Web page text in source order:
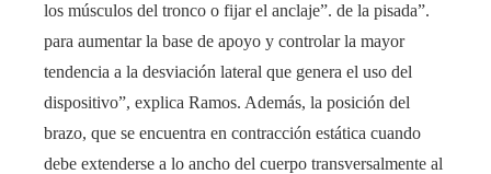
los músculos del tronco o fijar el anclaje”. de la pisada”.
para aumentar la base de apoyo y controlar la mayor
tendencia a la desviación lateral que genera el uso del
dispositivo”, explica Ramos. Además, la posición del
brazo, que se encuentra en contracción estática cuando
debe extenderse a lo ancho del cuerpo transversalmente al